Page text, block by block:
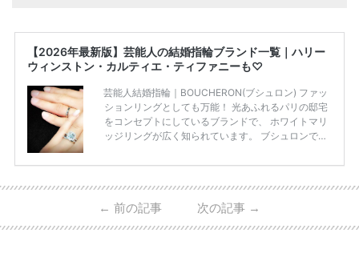
【2026年最新版】芸能人の結婚指輪ブランド一覧｜ハリー
ウィンストン・カルティエ・ティファニーも♡
芸能人結婚指輪｜BOUCHERON(ブシュロン) ファッ
ションリングとしても万能！ 光あふれるパリの邸宅
をコンセプトにしているブランドで、 ホワイトマリ
ッジリングが広く知られています。 ブシュロンで特
ング」は、 小栗さんと山田さんが結婚指輪に選ばれ
なので、 とても人気となっているのです。 その相場
は、10～30万円ほどとなっています。 小栗旬さん・
← 前の記事 次の記事 →